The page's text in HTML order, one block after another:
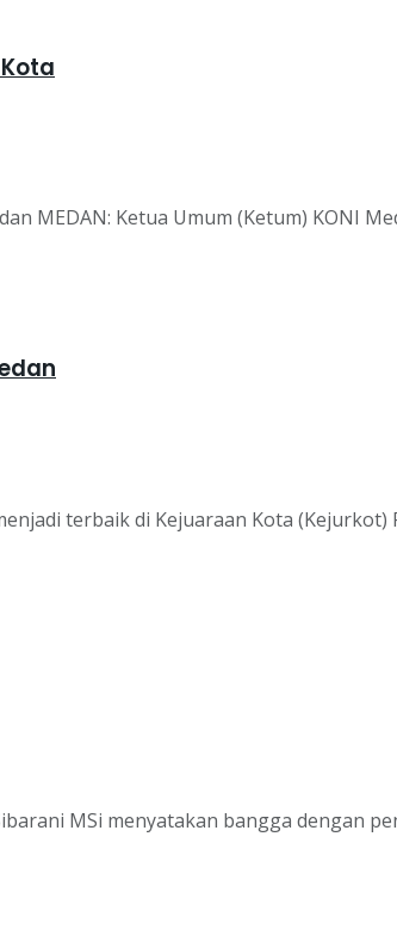
MEDAN: Ketua Umum (Ketum) KONI
terbaik di Kejuaraan Kota (Kejurkot)
MSi menyatakan bangga dengan